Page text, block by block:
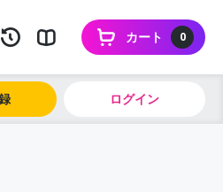
0
カート
ログイン